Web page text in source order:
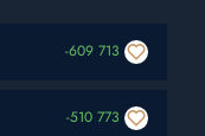
-609 713
-510 773